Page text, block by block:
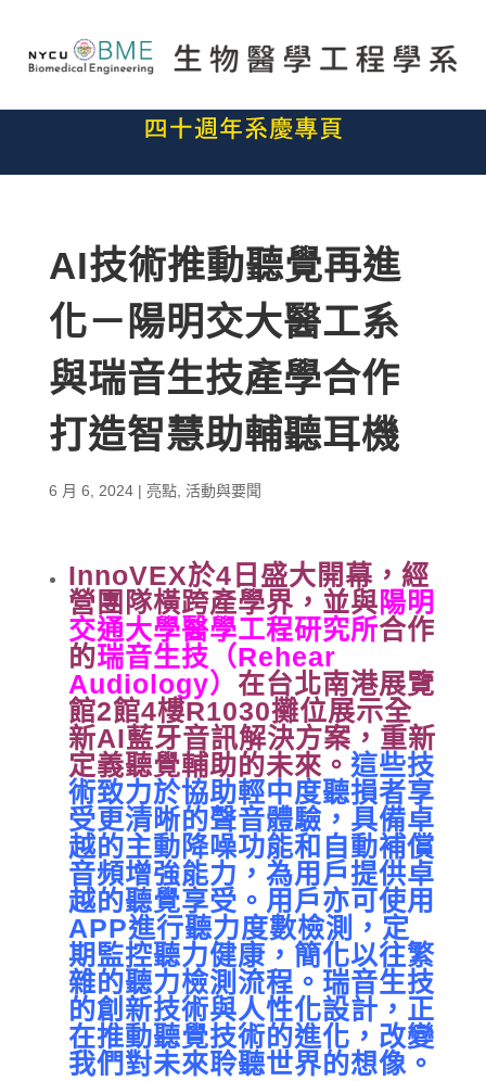
AI技術推動聽覺再進
化－陽明交大醫工系
與瑞音生技產學合作
打造智慧助輔聽耳機
6 月 6, 2024| 亮點, 活動與要聞
InnoVEX於4日盛大開幕，經
營團隊橫跨產學界，並與陽明
交通大學醫學工程研究所合作
的瑞音生技（Rehear
Audiology） 在台北南港展覽
館2館4樓R1030攤位展示全
新AI藍牙音訊解決方案，重新
定義聽覺輔助的未來。 這些技
術致力於協助輕中度聽損者享
受更清晰的聲音體驗，具備卓
越的主動降噪功能和自動補償
音頻增強能力，為用戶提供卓
越的聽覺享受。用戶亦可使用
APP進行聽力度數檢測，定
期監控聽力健康，簡化以往繁
雜的聽力檢測流程。瑞音生技
的創新技術與人性化設計，正
在推動聽覺技術的進化，改變
我們對未來聆聽世界的想像。